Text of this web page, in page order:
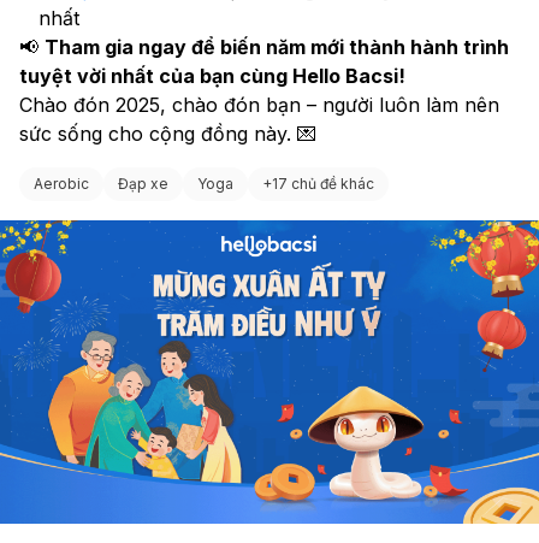
nhất
📢 Tham gia ngay để biến năm mới thành hành trình
tuyệt vời nhất của bạn cùng Hello Bacsi!
Chào đón 2025, chào đón bạn – người luôn làm nên
sức sống cho cộng đồng này. 💌
Aerobic Đạp xe Yoga +17 chủ đề khác